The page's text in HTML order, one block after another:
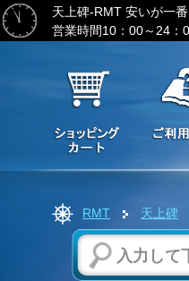
天上碑-RMT 安いが一
営業時間10：00～24：
RMT 天上碑